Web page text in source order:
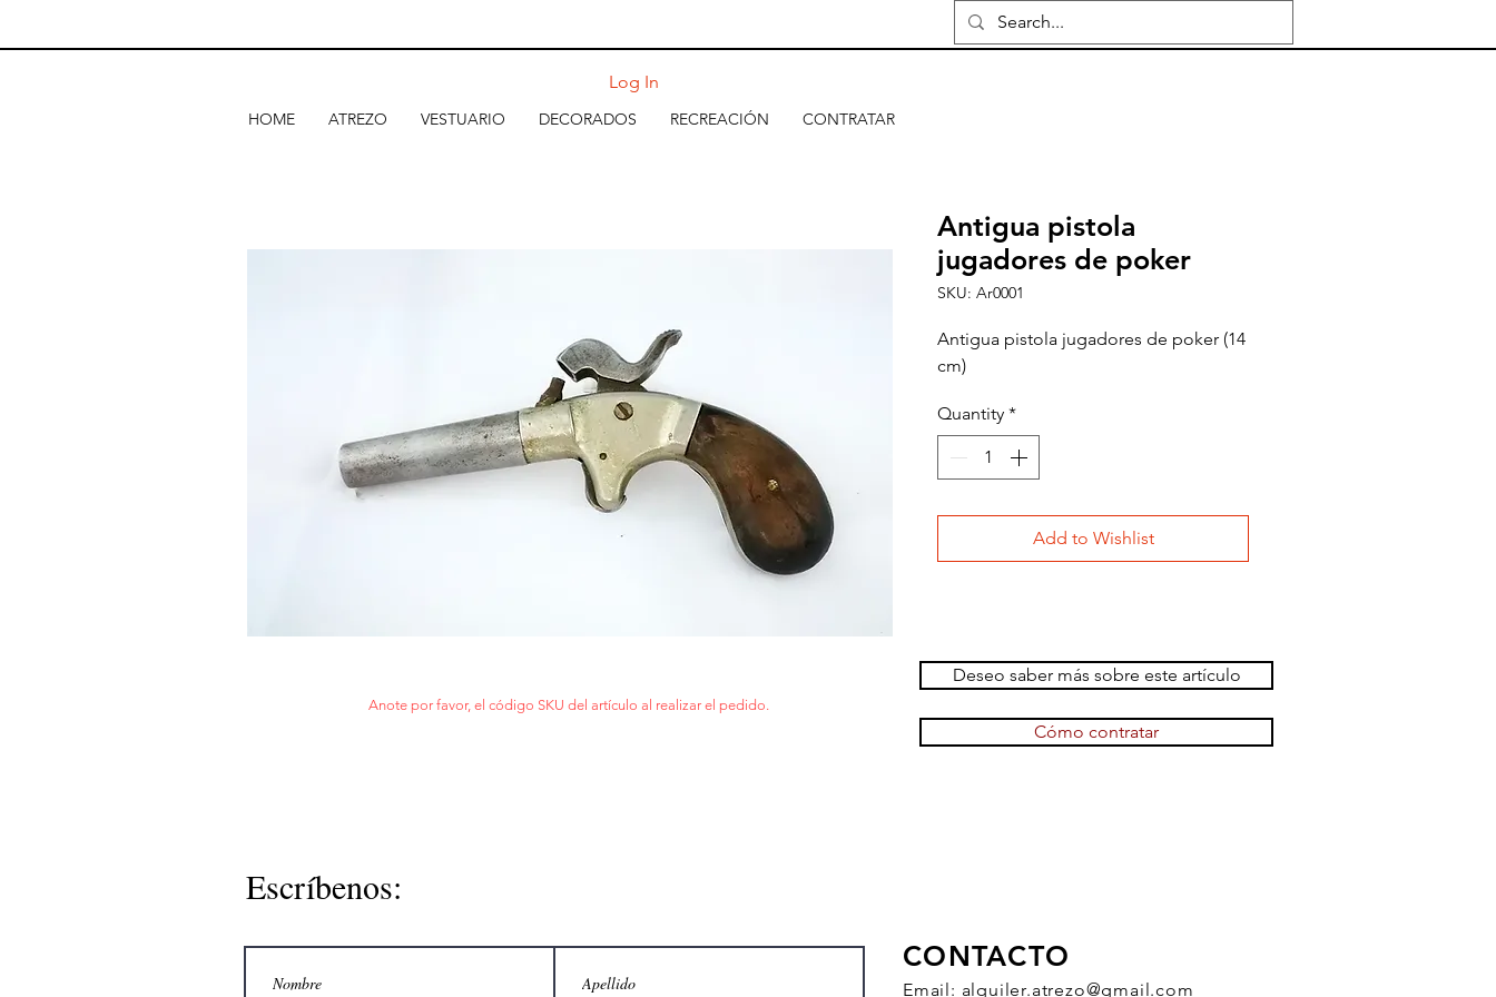
HOME ATREZO VESTUARIO DECORADOS RECREACIÓN CONTRATAR
Log In
Antigua pistola
jugadores de poker
SKU: Ar0001
Antigua pistola jugadores de poker (14
cm)
Quantity *
Add to Wishlist
Deseo saber más sobre este artículo
Anote por favor, el código SKU del artículo al realizar el pedido.
Cómo contratar
Escríbenos:
CONTACTO
Email: alquiler.atrezo@gmail.com